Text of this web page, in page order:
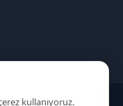
kullanıyoruz.